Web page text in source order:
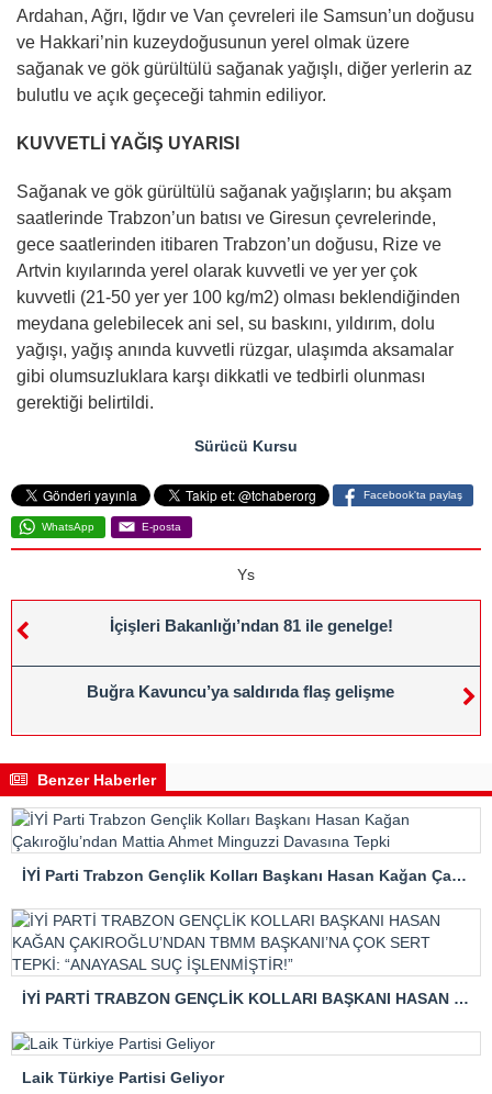
Ardahan, Ağrı, Iğdır ve Van çevreleri ile Samsun’un doğusu
ve Hakkari’nin kuzeydoğusunun yerel olmak üzere
sağanak ve gök gürültülü sağanak yağışlı, diğer yerlerin az
bulutlu ve açık geçeceği tahmin ediliyor.
KUVVETLİ YAĞIŞ UYARISI
Sağanak ve gök gürültülü sağanak yağışların; bu akşam
saatlerinde Trabzon’un batısı ve Giresun çevrelerinde,
gece saatlerinden itibaren Trabzon’un doğusu, Rize ve
Artvin kıyılarında yerel olarak kuvvetli ve yer yer çok
kuvvetli (21-50 yer yer 100 kg/m2) olması beklendiğinden
meydana gelebilecek ani sel, su baskını, yıldırım, dolu
yağışı, yağış anında kuvvetli rüzgar, ulaşımda aksamalar
gibi olumsuzluklara karşı dikkatli ve tedbirli olunması
gerektiği belirtildi.
Sürücü Kursu
Facebook'ta paylaş
WhatsApp E-posta
Ys
İçişleri Bakanlığı’ndan 81 ile genelge!
Buğra Kavuncu’ya saldırıda flaş gelişme
Benzer Haberler
İYİ Parti Trabzon Gençlik Kolları Başkanı Hasan Kağan Çakıroğlu’ndan Mattia Ahmet Minguzzi Davasına Tepki
İYİ PARTİ TRABZON GENÇLİK KOLLARI BAŞKANI HASAN KAĞAN ÇAKIROĞLU’NDAN TBMM BAŞKANI’NA ÇOK SERT TEPKİ: “ANAYASAL SUÇ İŞLENMİŞTİR!”
Laik Türkiye Partisi Geliyor